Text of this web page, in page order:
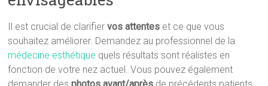
Il est crucial de clarifiervos attentes et ce que vous
souhaitez améliorer. Demandez au professionnel de la
médecine esthétique quels résultats sont réalistes en
fonction de votre nez actuel. Vous pouvez également